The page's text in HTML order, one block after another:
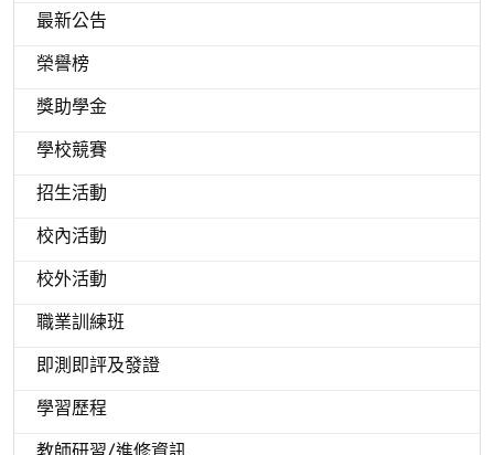
最新公告
榮譽榜
獎助學金
學校競賽
招生活動
校內活動
校外活動
職業訓練班
即測即評及發證
學習歷程